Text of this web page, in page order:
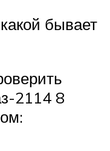
бывает
2114 8